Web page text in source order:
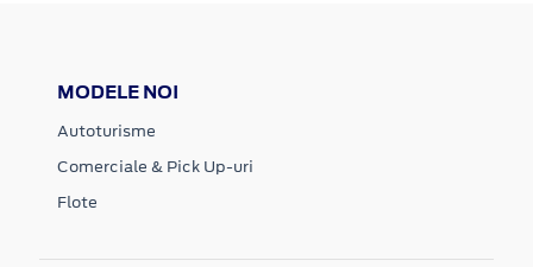
MODELE NOI
Autoturisme
Comerciale & Pick Up-uri
Flote